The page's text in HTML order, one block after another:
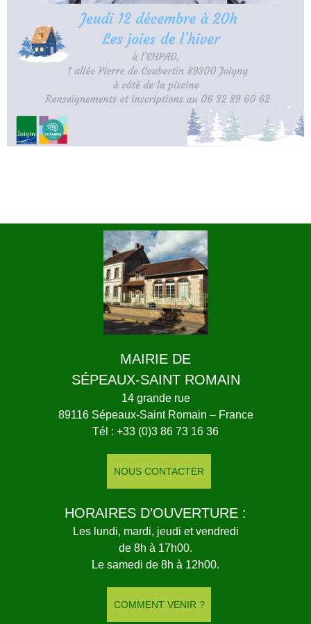
MAIRIE DE
SÉPEAUX-SAINT ROMAIN
14 grande rue
89116 Sépeaux-Saint Romain – France
Tél : +33 (0)3 86 73 16 36
NOUS CONTACTER
HORAIRES D’OUVERTURE :
Les lundi, mardi, jeudi et vendredi
de 8h à 17h00.
Le samedi de 8h à 12h00.
COMMENT VENIR ?